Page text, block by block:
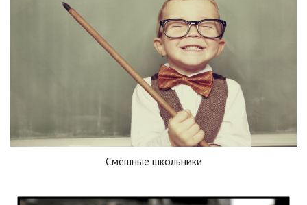
Смешные школьники